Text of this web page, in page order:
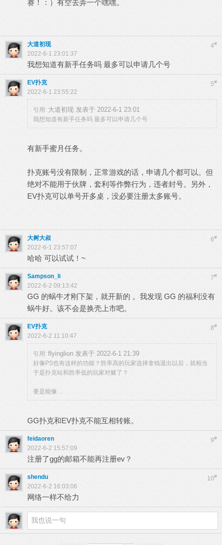
赛！：）有空去弄一个嘿嘿。
4#
大道初现
2022-6-1 23:01:37
我想知道有新手任务吗 最多可以申请几个号
5#
EV扑克
2022-6-1 23:55:22
引用: 大道初现 发表于 2022-6-1 23:01
我想知道有新手任务吗 最多可以申请几个号
有新手蜜月任务。
扑克账号没有限制，正常游戏的话，申请几个都可以。但
绝对不能用于伙牌，套利等作弊行为，违者封号。另外，
EV扑克可以单号开多桌，没必要注册太多账号。
6#
大树大叔
2022-6-1 23:57:07
哈哈 可以试试！~
7#
Sampson_li
2022-6-2 09:13:42
GG 的蜗牛才刚下架，就开新的 。我发现 GG 的福利没有
蜗牛好。该不会是换壳上市吧。
8#
EV扑克
2022-6-2 11:10:47
引用: flyinglion 发表于 2022-6-1 21:39
好像PS也有这样的功能？胜率高的玩家选择拿钱退出以后，就相当
于是扑克站和胜率低的玩家对赌了？
要是能像 ...
GG扑克和EV扑克不能互相转账。
9#
feidaoren
2022-6-2 15:57:09
注册了gg的邮箱不能再注册ev？
10#
shendu
2022-6-2 16:03:06
网络一样不给力